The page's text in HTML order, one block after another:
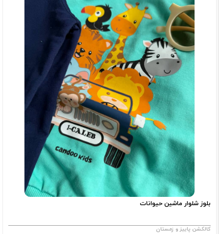
بلوز شلوار ماشین حیوانات
کالکشن پاییز و زمستان